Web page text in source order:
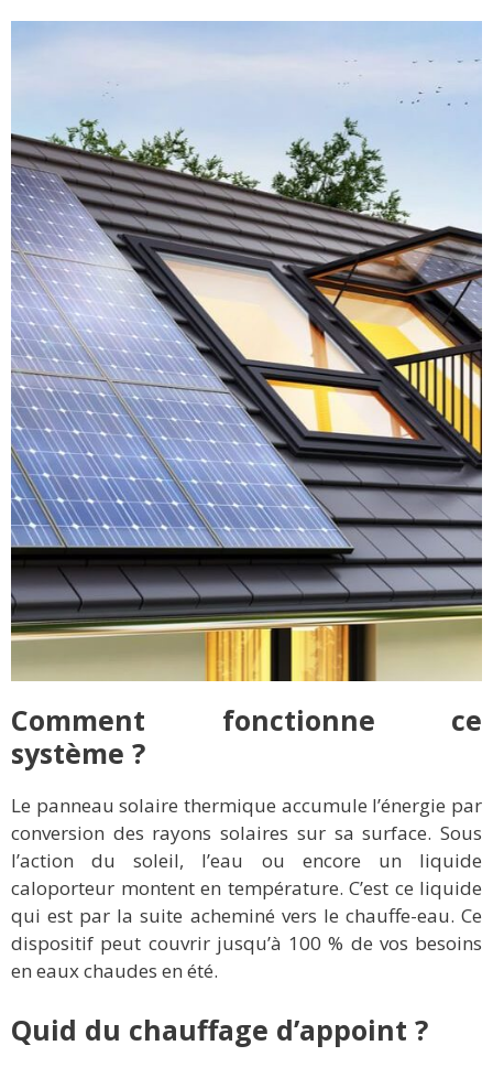
Comment fonctionne ce
système ?
Le panneau solaire thermique accumule l’énergie par
conversion des rayons solaires sur sa surface. Sous
l’action du soleil, l’eau ou encore un liquide
caloporteur montent en température. C’est ce liquide
qui est par la suite acheminé vers le chauffe-eau. Ce
dispositif peut couvrir jusqu’à 100 % de vos besoins
en eaux chaudes en été.
Quid du chauffage d’appoint ?